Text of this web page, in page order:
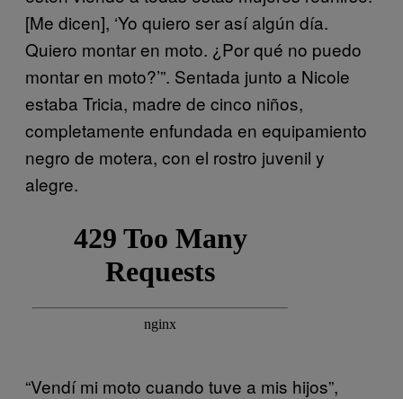
[Me dicen], ‘Yo quiero ser así algún día.
Quiero montar en moto. ¿Por qué no puedo
montar en moto?’”. Sentada junto a Nicole
estaba Tricia, madre de cinco niños,
completamente enfundada en equipamiento
negro de motera, con el rostro juvenil y
alegre.
“Vendí mi moto cuando tuve a mis hijos”,